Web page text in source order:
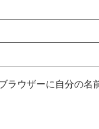
ラウザーに自分の名